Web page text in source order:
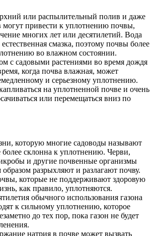
или распылительный полив и даже
могут привести к уплотнению почвы,
многих лет или десятилетий. Вода
естественная смазка, поэтому почвы более
во влажном состоянии.
с садовыми растениями во время дождя
когда почва влажная, может
и серьезному уплотнению.
на уплотненной почве и очень
или перемещаться вниз по
которую многие садоводы называют
более склонна к уплотнению. Черви,
и другие почвенные организмы
образом разрыхляют и разлагают почву.
которые не поддерживают здоровую
как правило, уплотняются.
обычного использования газона
к сильному уплотнению, которое
до тех пор, пока газон не будет
натрия в почве может вызвать